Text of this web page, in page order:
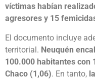
víctimas habían
agresores y 15
El documento incluye
territorial. Neuquén
100.000 habitantes con
Chaco (1,06). En tanto,